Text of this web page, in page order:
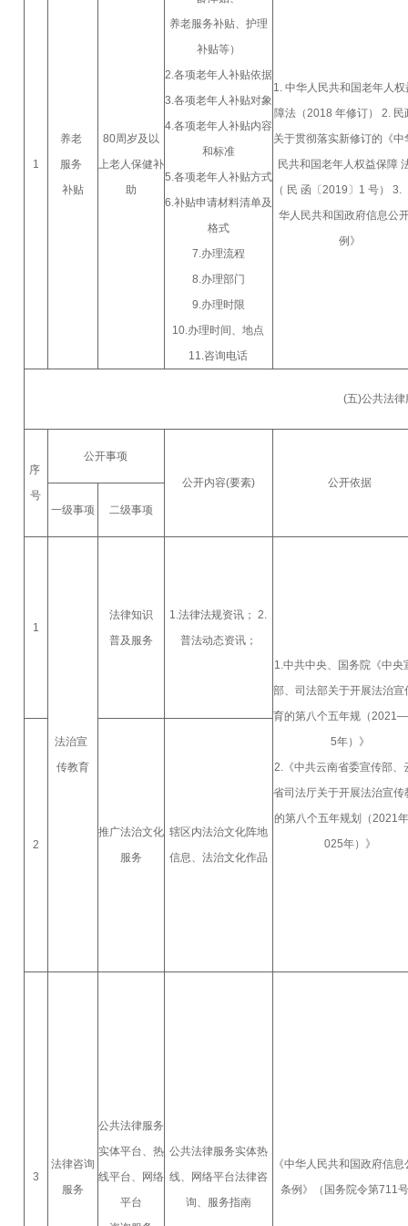
1
养老
服务
补贴
80周岁及以
上老人保健补
助
养老服务补贴、护理
补贴等）
2.各项老年人补贴依据
3.各项老年人补贴对象
4.各项老年人补贴内容
和标准
5.各项老年人补贴方式
6.补贴申请材料清单及
格式
7.办理流程
8.办理部门
9.办理时限
10.办理时间、地点
11.咨询电话
1. 中华人民共和国老年人权
障法（2018 年修订） 2. 民
关于贯彻落实新修订的《中
民共和国老年人权益保障
（ 民 函〔2019〕1 号） 3.
华人民共和国政府信息公
例》
(五)公共法
序
号
公开事项
公开内容(要素) 公开依据
一级事项 二级事项
1
法治宣
传教育
法律知识
普及服务
1.法律法规资讯； 2.
普法动态资讯；
1.中共中央、国务院《中央
部、司法部关于开展法治宣
育的第八个五年规（
5年）》
2.《中共云南省委宣传部、
省司法厅关于开展法治宣传
的第八个五年规划（2021
025年）》
2
推广法治文化
服务
辖区内法治文化阵地
信息、法治文化作品
3
法律咨询
服务
公共法律服务
实体平台、热
线平台、网络
平台
公共法律服务实体热
线、网络平台法律咨
询、服务指南
《中华人民共和国政府信息
条例》（国务院令第711